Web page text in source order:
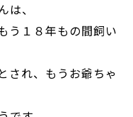
、
う１８年もの間飼い
され、もうお爺ちゃ